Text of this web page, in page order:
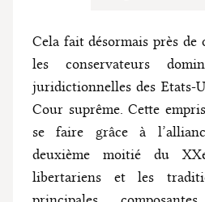
Cela fait désormais près de
les conservateurs
juridictionnelles des Etats-
Cour suprême. Cette
se faire grâce à
deuxième moitié du
libertariens et les